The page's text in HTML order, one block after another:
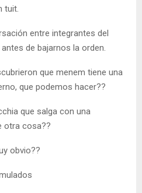
tuit.
entre integrantes del
de bajarnos la orden.
que menem tiene una
que podemos hacer??
que salga con una
otra cosa??
obvio??